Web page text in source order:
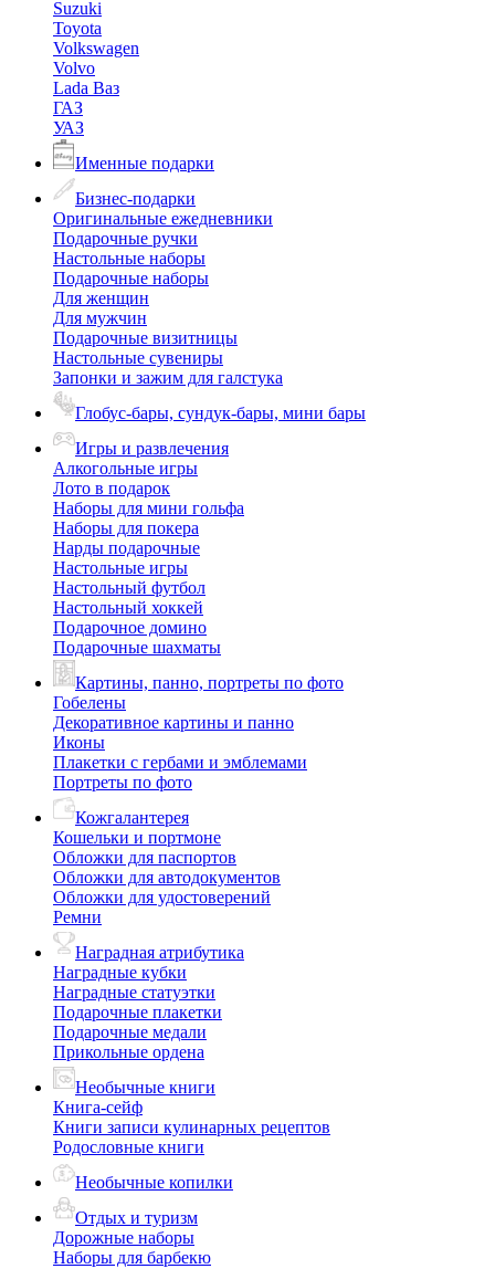
Suzuki
Toyota
Volkswagen
Volvo
Lada Ваз
ГАЗ
УАЗ
Именные подарки
Бизнес-подарки
Оригинальные ежедневники
Подарочные ручки
Настольные наборы
Подарочные наборы
Для женщин
Для мужчин
Подарочные визитницы
Настольные сувениры
Запонки и зажим для галстука
Глобус-бары, сундук-бары, мини бары
Игры и развлечения
Алкогольные игры
Лото в подарок
Наборы для мини гольфа
Наборы для покера
Нарды подарочные
Настольные игры
Настольный футбол
Настольный хоккей
Подарочное домино
Подарочные шахматы
Картины, панно, портреты по фото
Гобелены
Декоративное картины и панно
Иконы
Плакетки с гербами и эмблемами
Портреты по фото
Кожгалантерея
Кошельки и портмоне
Обложки для паспортов
Обложки для автодокументов
Обложки для удостоверений
Ремни
Наградная атрибутика
Наградные кубки
Наградные статуэтки
Подарочные плакетки
Подарочные медали
Прикольные ордена
Необычные книги
Книга-сейф
Книги записи кулинарных рецептов
Родословные книги
Необычные копилки
Отдых и туризм
Дорожные наборы
Наборы для барбекю